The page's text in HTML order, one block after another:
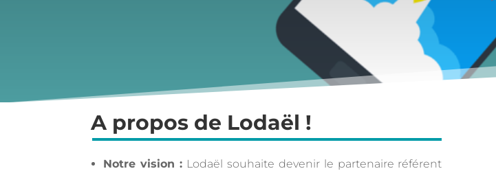
A propos de Lodaël !
Notre vision : Lodaël souhaite devenir le partenaire référent